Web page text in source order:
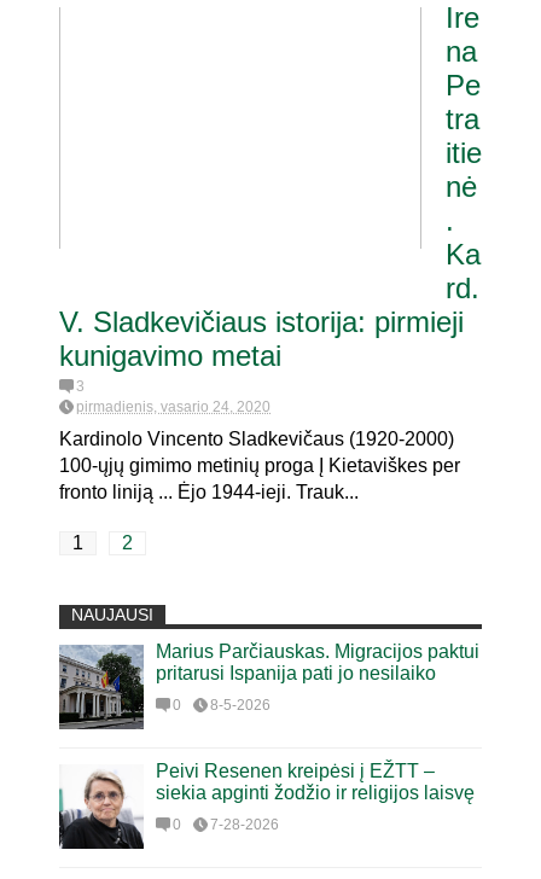
Ire
na
Pe
tra
itie
nė
.
Ka
rd.
V. Sladkevičiaus istorija: pirmieji
kunigavimo metai
3
pirmadienis, vasario 24, 2020
Kardinolo Vincento Sladkevičaus (1920-2000)
100-ųjų gimimo metinių proga Į Kietaviškes per
fronto liniją ... Ėjo 1944-ieji. Trauk...
1 2
NAUJAUSI
Marius Parčiauskas. Migracijos paktui
pritarusi Ispanija pati jo nesilaiko
0 8-5-2026
Peivi Resenen kreipėsi į EŽTT –
siekia apginti žodžio ir religijos laisvę
0 7-28-2026